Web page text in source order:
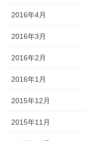
2016年4月
2016年3月
2016年2月
2016年1月
2015年12月
2015年11月